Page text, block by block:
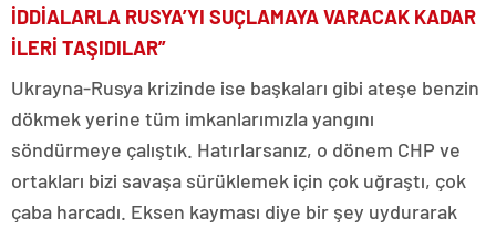
İDDİALARLA RUSYA’YI SUÇLAMAYA VARACAK KADAR
İLERİ TAŞIDILAR”
Ukrayna-Rusya krizinde ise başkaları gibi ateşe benzin
dökmek yerine tüm imkanlarımızla yangını
söndürmeye çalıştık. Hatırlarsanız, o dönem CHP ve
ortakları bizi savaşa sürüklemek için çok uğraştı, çok
çaba harcadı. Eksen kayması diye bir şey uydurarak